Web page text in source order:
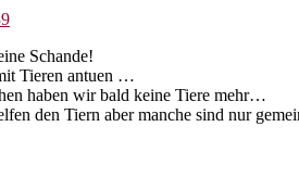
Schande!
Tieren antuen …
haben wir bald keine Tiere mehr…
den Tiern aber manche sind nur